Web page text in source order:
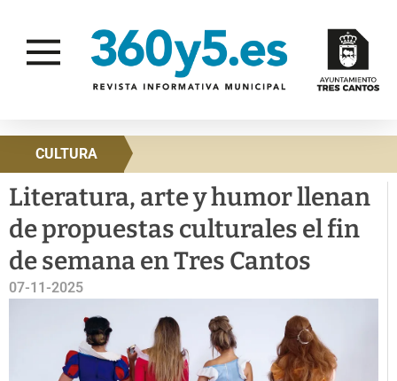
CULTURA
Literatura, arte y humor llenan
de propuestas culturales el fin
de semana en Tres Cantos
07-11-2025